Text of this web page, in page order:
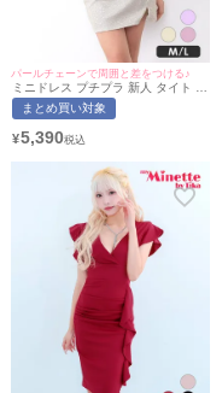
パールチェーンで周囲と差をつける♪
ミニドレス プチプラ 新人 タイト ス
リット ホルターネック セクシー ラ
ウンジ キラキラ ノースリーブ 低身
ド キャバドレス (ちぴたん着用/M~L
まとめ買い対象
¥5,390